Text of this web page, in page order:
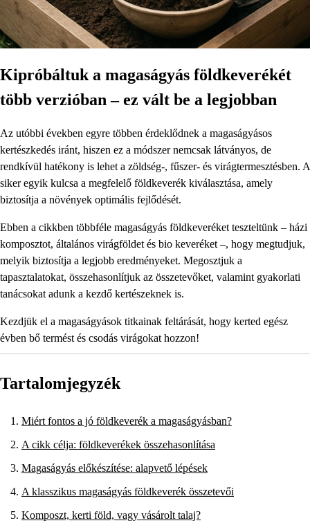
Kipróbáltuk a magaságyás földkeverékét
több verzióban – ez vált be a legjobban
Az utóbbi években egyre többen érdeklődnek a magaságyásos
kertészkedés iránt, hiszen ez a módszer nemcsak látványos, de
rendkívül hatékony is lehet a zöldség-, fűszer- és virágtermesztésben. A
siker egyik kulcsa a megfelelő földkeverék kiválasztása, amely
biztosítja a növények optimális fejlődését.
Ebben a cikkben többféle magaságyás földkeveréket teszteltünk – házi
komposztot, általános virágföldet és bio keveréket –, hogy megtudjuk,
melyik biztosítja a legjobb eredményeket. Megosztjuk a
tapasztalatokat, összehasonlítjuk az összetevőket, valamint gyakorlati
tanácsokat adunk a kezdő kertészeknek is.
Kezdjük el a magaságyások titkainak feltárását, hogy kerted egész
évben bő termést és csodás virágokat hozzon!
Tartalomjegyzék
Miért fontos a jó földkeverék a magaságyásban?
A cikk célja: földkeverékek összehasonlítása
Magaságyás előkészítése: alapvető lépések
A klasszikus magaságyás földkeverék összetevői
Komposzt, kerti föld, vagy vásárolt talaj?